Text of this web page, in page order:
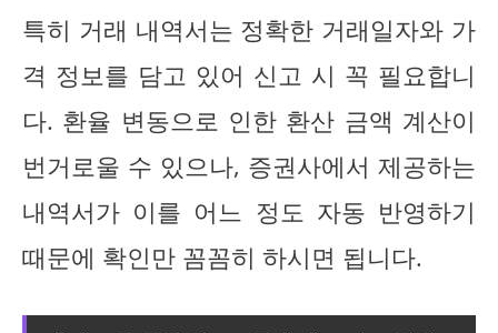
특히 거래 내역서는 정확한 거래일자와 가
격 정보를 담고 있어 신고 시 꼭 필요합니
다. 환율 변동으로 인한 환산 금액 계산이
번거로울 수 있으나, 증권사에서 제공하는
내역서가 이를 어느 정도 자동 반영하기
때문에 확인만 꼼꼼히 하시면 됩니다.